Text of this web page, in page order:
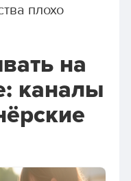
плохо
на
каналы